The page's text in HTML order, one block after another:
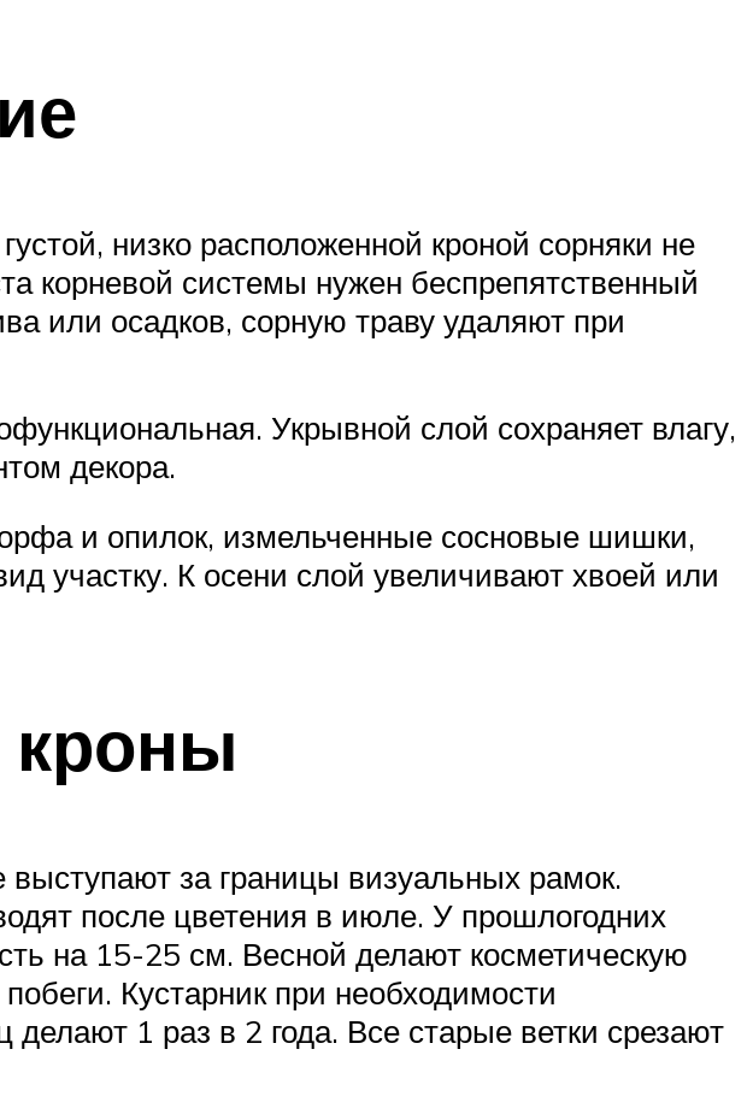
низко расположенной кроной сорняки не
корневой системы нужен беспрепятственный
или осадков, сорную траву удаляют при
Укрывной слой сохраняет влагу,
декора.
и опилок, измельченные сосновые шишки,
участку. К осени слой увеличивают хвоей или
за границы визуальных рамок.
после цветения в июле. У прошлогодних
на 15-25 см. Весной делают косметическую
Кустарник при необходимости
1 раз в 2 года. Все старые ветки срезают